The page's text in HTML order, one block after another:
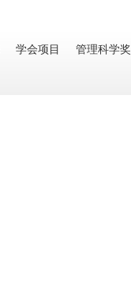
学会项目 管理科学奖